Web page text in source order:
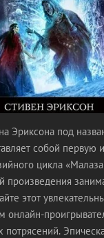
Эриксона под
собой первую
цикла
произведения
этот
онлайн-